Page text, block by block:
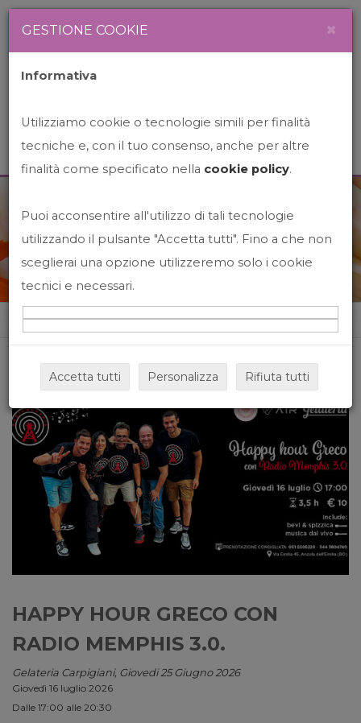
News&Events
Home News&events
HAPPY HOUR GRECO CON
RADIO MEMPHIS 3.0.
Gelateria Carpigiani, Giovedi 25 Giugno 2026
Giovedì 16 luglio 2026
Dalle 17:00 alle 20:30
GESTIONE COOKIE ×
Informativa
Utilizziamo cookie o tecnologie simili per finalità
tecniche e, con il tuo consenso, anche per altre
finalità come specificato nella cookie policy.
Puoi acconsentire all'utilizzo di tali tecnologie
utilizzando il pulsante "Accetta tutti". Fino a che non
sceglierai una opzione utilizzeremo solo i cookie
tecnici e necessari.
Accetta tutti Personalizza Rifiuta tutti